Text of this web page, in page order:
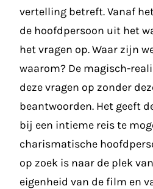
vertelling betreft. Vanaf
de hoofdpersoon uit het
het vragen op. Waar zijn
waarom? De magisch-
deze vragen op zonder
beantwoorden. Het geeft
bij een intieme reis te
charismatische
op zoek is naar de plek
eigenheid van de film en